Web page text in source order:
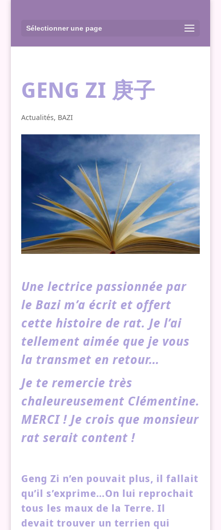
Sélectionner une page
GENG ZI 庚子
Actualités, BAZI
Une lectrice passionnée par
le Bazi m’a écrit et offert
cette histoire de rat. Je l’ai
tellement aimée que je vous
la transmet en retour…
Je te remercie très
chaleureusement Clémentine.
MERCI ! Je crois que monsieur
rat serait content !
Geng Zi n’en pouvait plus, il fallait
qu’il s’exprime…On lui reprochait
tous les maux de la Terre. Il
devait trouver un terrien qui